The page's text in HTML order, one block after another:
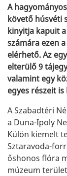
A
követő húsvéti
kinyitja kapuit
számára ezen
elérhető. Az
elterülő 9
valamint egy
egyes részeit
A Szabadtéri
a Duna-Ipoly
Külön kiemelt
Sztaravoda-
őshonos flóra
múzeum